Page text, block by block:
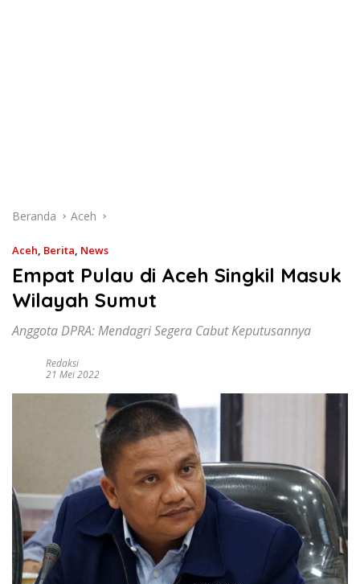
Beranda Aceh
Aceh, Berita, News
Empat Pulau di Aceh Singkil Masuk
Wilayah Sumut
Anggota DPRA: Mendagri Segera Cabut Keputusannya
Redaksi
21 Mei 2022